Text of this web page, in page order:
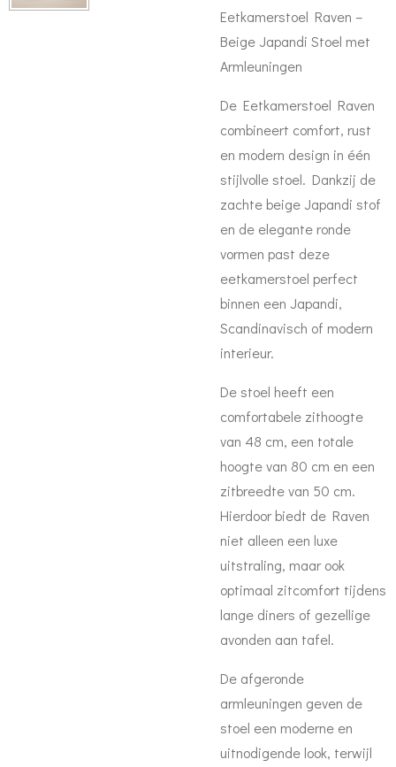
Eetkamerstoel Raven –
Beige Japandi Stoel met
Armleuningen
De Eetkamerstoel Raven
combineert comfort, rust
en modern design in één
stijlvolle stoel. Dankzij de
zachte beige Japandi stof
en de elegante ronde
vormen past deze
eetkamerstoel perfect
binnen een Japandi,
Scandinavisch of modern
interieur.
De stoel heeft een
comfortabele zithoogte
van 48 cm, een totale
hoogte van 80 cm en een
zitbreedte van 50 cm.
Hierdoor biedt de Raven
niet alleen een luxe
uitstraling, maar ook
optimaal zitcomfort tijdens
lange diners of gezellige
avonden aan tafel.
De afgeronde
armleuningen geven de
stoel een moderne en
uitnodigende look, terwijl